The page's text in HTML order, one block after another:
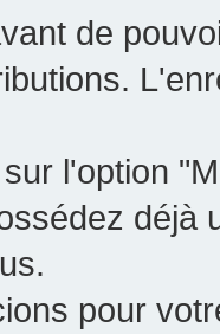
de
l'option
déjà
pour